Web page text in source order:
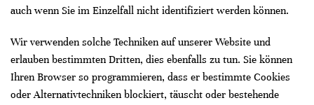
auch wenn Sie im Einzelfall nicht identifiziert werden können.
Wir verwenden solche Techniken auf unserer Website und
erlauben bestimmten Dritten, dies ebenfalls zu tun. Sie können
Ihren Browser so programmieren, dass er bestimmte Cookies
oder Alternativtechniken blockiert, täuscht oder bestehende